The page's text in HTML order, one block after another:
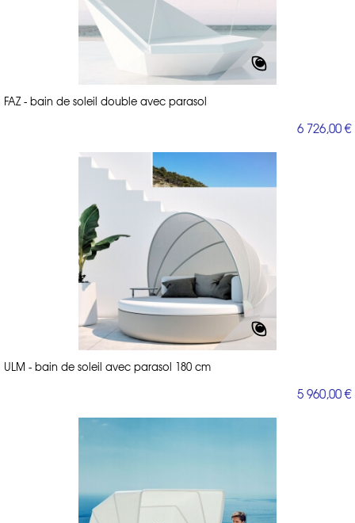
FAZ - bain de soleil double avec parasol
6 726,00 €
ULM - bain de soleil avec parasol 180 cm
5 960,00 €